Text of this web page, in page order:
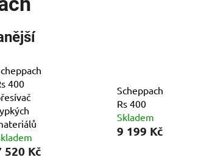
400
520 Kč
Scheppach
Rs 400
Skladem
9 199 Kč